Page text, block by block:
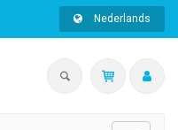
Nederlands